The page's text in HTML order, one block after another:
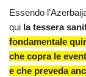
Essendo
qui la tessera
fondamentale
che copra le
e che preveda